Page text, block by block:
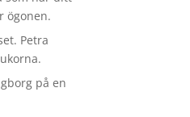
ögonen.
Petra
på en